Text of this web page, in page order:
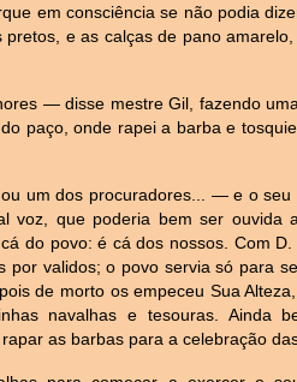
em consciência se não podia
e as calças de pano
— disse mestre Gil, fazendo
paço, onde rapei a barba e
um dos procuradores... — e o seu
voz, que poderia bem ser ouvida
do povo: é cá dos nossos. Com
por validos; o povo servia só para
de morto os empeceu Sua
navalhas e tesouras. Ainda
as barbas para a celebração